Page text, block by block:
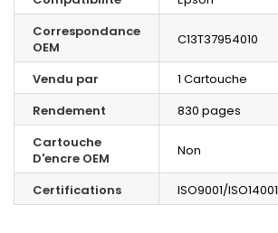
Correspondance
OEM
C13T37954010
Vendu par
1 Cartouche
Rendement
830 pages
Cartouche
D'encre OEM
Non
Certifications ISO9001/ISO14001